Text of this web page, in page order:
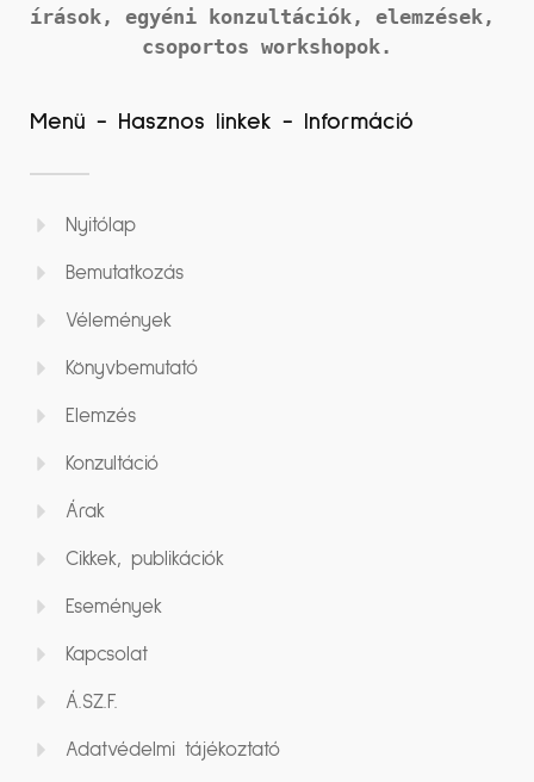
írások,
csoportos workshopok.
Menü - Hasznos linkek - Információ
Nyitólap
Bemutatkozás
Vélemények
Könyvbemutató
Elemzés
Konzultáció
Árak
Cikkek, publikációk
Események
Kapcsolat
Á.SZ.F.
Adatvédelmi tájékoztató